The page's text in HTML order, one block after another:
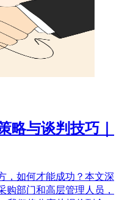
略与谈判技巧｜
，如何才能成功？本文深
购部门和高层管理人员，